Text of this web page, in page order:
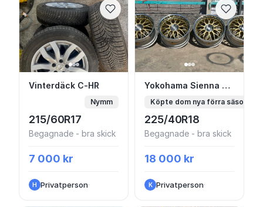
Vinterdäck C-HR
Vinterdäck C-HR
Nymm
215/60R17
Begagnade - bra skick
7 000 kr
H Privatperson·
Yokohama Sienna
Yokohama Sienna generation II
Köpte dom nya förra
225/40R18
Begagnade - bra skick
18 000 kr
K Privatperson·